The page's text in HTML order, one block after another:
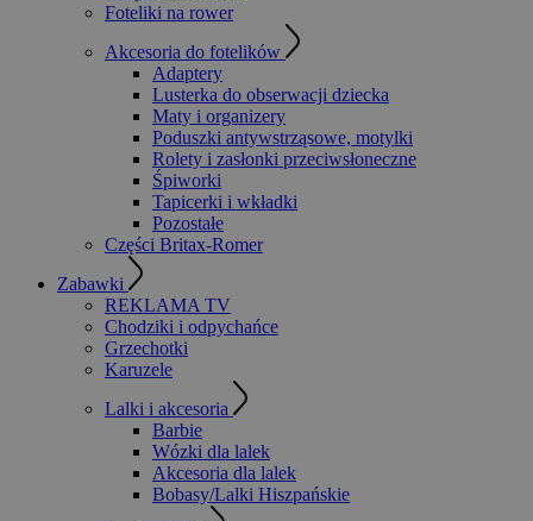
Foteliki na rower
Akcesoria do fotelików
Adaptery
Lusterka do obserwacji dziecka
Maty i organizery
Poduszki antywstrząsowe, motylki
Rolety i zasłonki przeciwsłoneczne
Śpiworki
Tapicerki i wkładki
Pozostałe
Części Britax-Romer
Zabawki
REKLAMA TV
Chodziki i odpychańce
Grzechotki
Karuzele
Lalki i akcesoria
Barbie
Wózki dla lalek
Akcesoria dla lalek
Bobasy/Lalki Hiszpańskie